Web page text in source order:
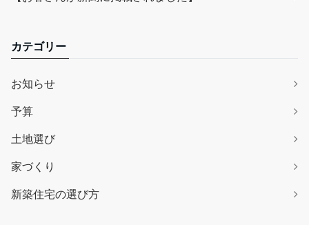
カテゴリー
お知らせ
予算
土地選び
家づくり
新築住宅の選び方